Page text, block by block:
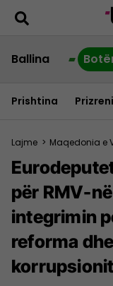
Ballina
Prishtina Prizreni
Lajme > Maqedonia e
për RMV-
integrimin
reforma
korrupsionit